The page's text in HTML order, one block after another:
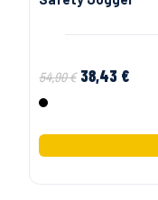
54,90 € 38,43 €
Noir